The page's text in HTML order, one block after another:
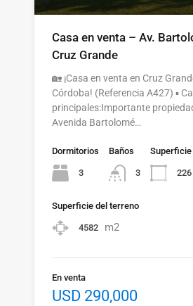
Casa en venta – Av.
Cruz Grande
🏡 ¡Casa en venta en Cruz
Córdoba! (Referencia A427) ▪️
principales:Importante
Avenida Bartolomé…
Dormitorios
3
Baños
3
Superficie
226
Superficie del terreno
4582 m2
En venta
USD 290,000